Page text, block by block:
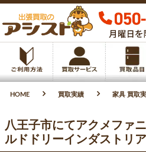
HOME 買取実績 家具 買取
八王子市にてアクメファ
ルドドリーインダストリ